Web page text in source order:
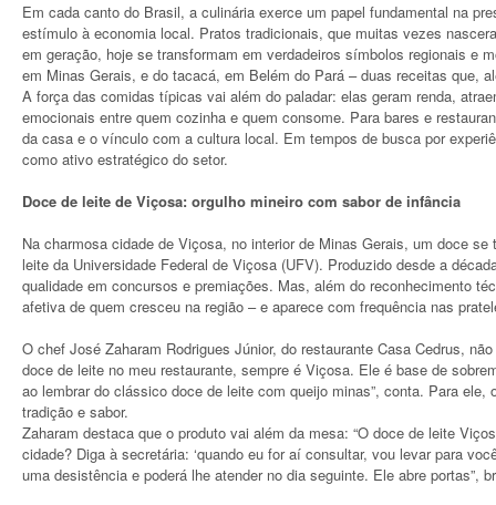
Em cada canto do Brasil, a culinária exerce um papel fundamental na
estímulo à economia local. Pratos tradicionais, que muitas vezes
em geração, hoje se transformam em verdadeiros símbolos regionais e
em Minas Gerais, e do tacacá, em Belém do Pará – duas receitas que,
A força das comidas típicas vai além do paladar: elas geram renda,
emocionais entre quem cozinha e quem consome. Para bares e
da casa e o vínculo com a cultura local. Em tempos de busca por
como ativo estratégico do setor.
Doce de leite de Viçosa: orgulho mineiro com sabor de infância
Na charmosa cidade de Viçosa, no interior de Minas Gerais, um doce
leite da Universidade Federal de Viçosa (UFV). Produzido desde a
qualidade em concursos e premiações. Mas, além do reconhecimento
afetiva de quem cresceu na região – e aparece com frequência nas
O chef José Zaharam Rodrigues Júnior, do restaurante Casa Cedrus,
doce de leite no meu restaurante, sempre é Viçosa. Ele é base de
ao lembrar do clássico doce de leite com queijo minas”, conta. Para
tradição e sabor.
Zaharam destaca que o produto vai além da mesa: “O doce de leite
cidade? Diga à secretária: ‘quando eu for aí consultar, vou levar para
uma desistência e poderá lhe atender no dia seguinte. Ele abre portas”,